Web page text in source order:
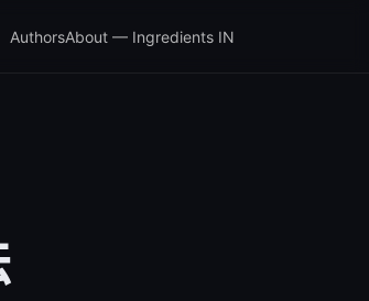
AuthorsAbout — Ingredients IN